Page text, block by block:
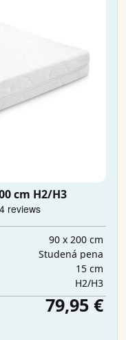
cm H2/H3
90 x 200 cm
Studená pena
15 cm
H2/H3
79,95 €